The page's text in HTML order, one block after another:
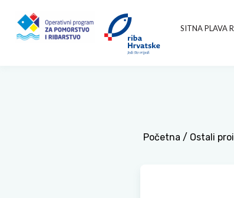
SITNA PLAVA
Početna / Ostali